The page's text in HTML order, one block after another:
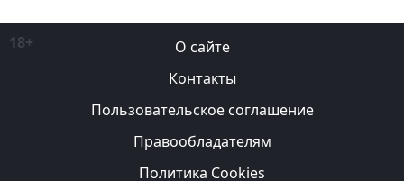
18+
О сайте
Контакты
Пользовательское соглашение
Правообладателям
Политика Cookies